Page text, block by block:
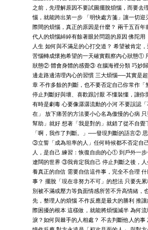
之前，先理解原因不要試圖擺脫煩惱，而要去
惱，就能跨出第一步 「明快處方箋」讓一切迎
際間的煩惱，真正的原因是什麼？ 兩千五百年
代人的煩惱綽綽有餘著眼於問題的原因 佛陀用
人生 如何與不滿足的心打交道？ 希望被肯定
苦惱轉成懷抱希望的一天確實觀察內心狀態①
狀態② 體會身體的感覺③ 在腦海裡分類 巧妙
邊走路邊清理內心的習慣 三大煩惱──其實是
章 不作多餘的判斷，也不要否定自己你常作「
停止判斷好與壞、喜歡跟討厭 不懂裝懂，讓你
有時是劇毒 心要像潺潺流動的小河 不要誤認
在」 放下痛苦的方法要小心名為傲慢的心病
幫助」就好 想著「我是對的」就錯了從不自
「啊，我作了判斷。」──發現判斷的語言② 思
③立誓「成為坦率的人」任何時候都不否定自
人，是自己 練習：恢復自由的心① 到戶外一
遼闊的世界 ③我肯定我自己 停止判斷之後，
養真正的自信 需要自信這件事，完全不合理
事？ 擺脫「現在非努力不可」的想法 只要先
別被不滿或壓力等負面情感所苦不升高情緒，
先，整理人的煩惱 不作反應是最大的勝利 推讓
際困擾的根本 這樣做，就能將煩惱減半 為何流
淚？如何與棘手的人相處？ 不去判斷他人的事